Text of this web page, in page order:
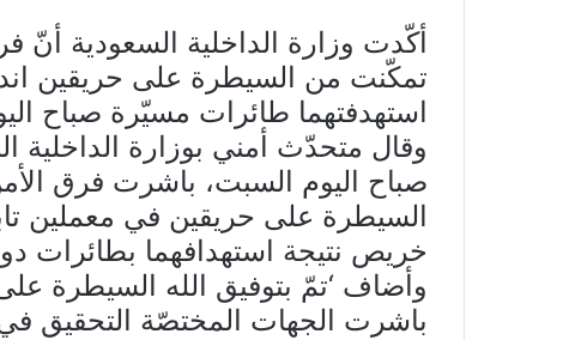
أكّدت وزارة الداخلية السعودية أنّ
تمكّنت من السيطرة على حريقين
استهدفتهما طائرات مسيّرة صباح اليوم السبت 14
وقال متحدّث أمني بوزارة الداخلية
صباح اليوم السبت، باشرت فرق
السيطرة على حريقين في معملين
خريص نتيجة استهدافهما بطائرات
وأضاف ‘تمّ بتوفيق الله السيطرة
باشرت الجهات المختصّة التحقيق